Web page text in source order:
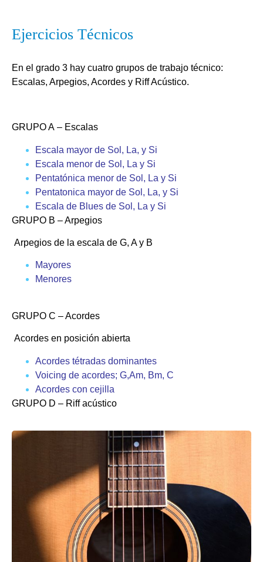
Ejercicios Técnicos
En el grado 3 hay cuatro grupos de trabajo técnico:
Escalas, Arpegios, Acordes y Riff Acústico.
GRUPO A – Escalas
Escala mayor de Sol, La, y Si
Escala menor de Sol, La y Si
Pentatónica menor de Sol, La y Si
Pentatonica mayor de Sol, La, y Si
Escala de Blues de Sol, La y Si
GRUPO B – Arpegios
Arpegios de la escala de G, A y B
Mayores
Menores
GRUPO C – Acordes
Acordes en posición abierta
Acordes tétradas dominantes
Voicing de acordes; G,Am, Bm, C
Acordes con cejilla
GRUPO D – Riff acústico